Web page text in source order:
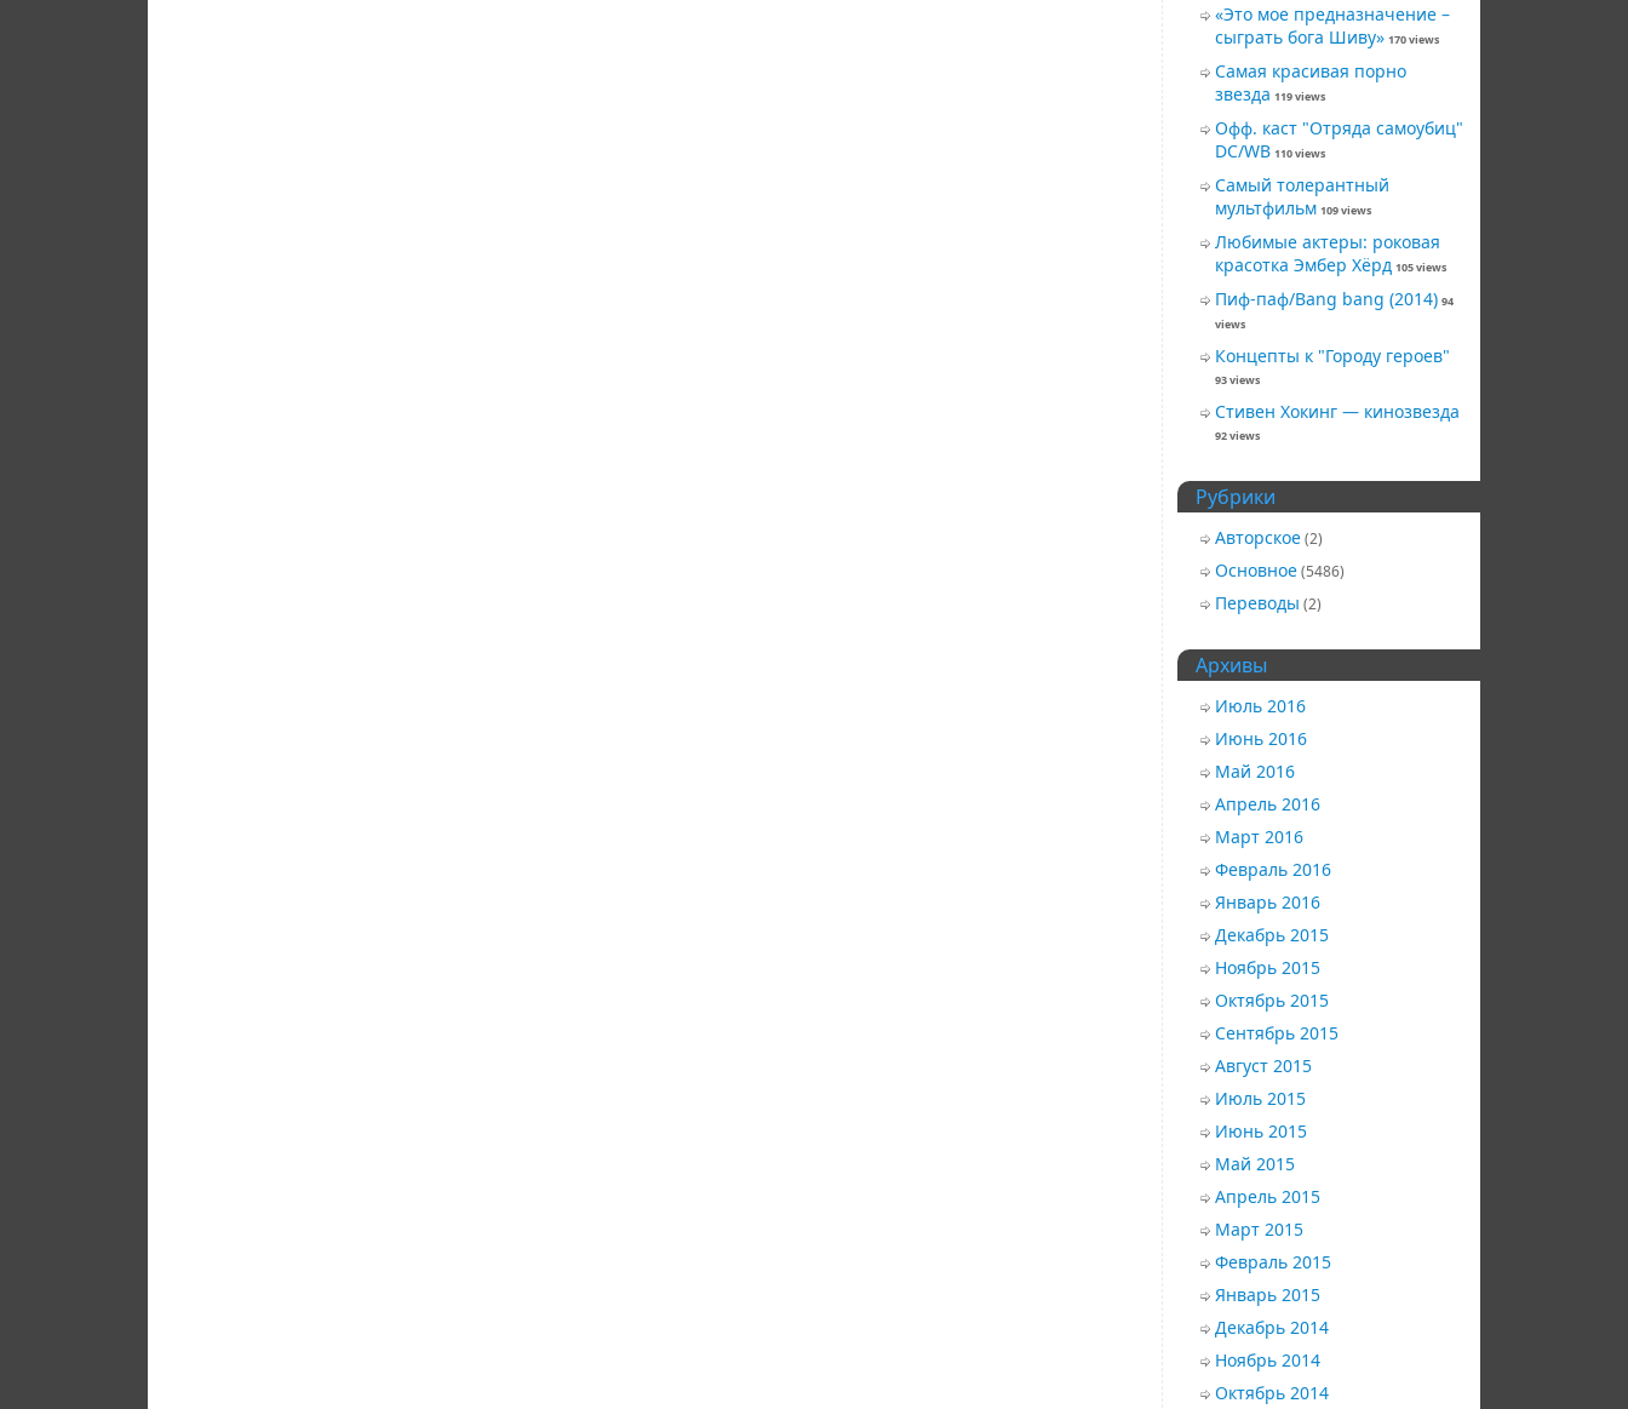
«Это мое предназначение –
сыграть бога Шиву» 170 views
Самая красивая порно
звезда 119 views
Офф. каст "Отряда самоубиц"
DC/WB 110 views
Самый толерантный
мультфильм 109 views
Любимые актеры: роковая
красотка Эмбер Хёрд 105 views
Пиф-паф/Bang bang (2014) 94
views
Концепты к "Городу героев"
93 views
Стивен Хокинг — кинозвезда
92 views
Рубрики
Авторское(2)
Основное(5486)
Переводы (2)
Архивы
Июль 2016
Июнь 2016
Май 2016
Апрель 2016
Март 2016
Февраль 2016
Январь 2016
Декабрь 2015
Ноябрь 2015
Октябрь 2015
Сентябрь 2015
Август 2015
Июль 2015
Июнь 2015
Май 2015
Апрель 2015
Март 2015
Февраль 2015
Январь 2015
Декабрь 2014
Ноябрь 2014
Октябрь 2014